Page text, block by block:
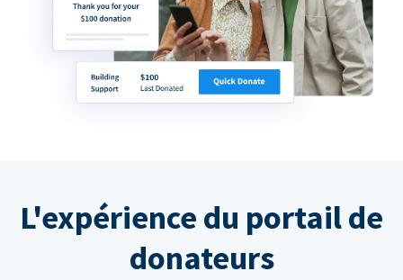
L'expérience du portail de
donateurs